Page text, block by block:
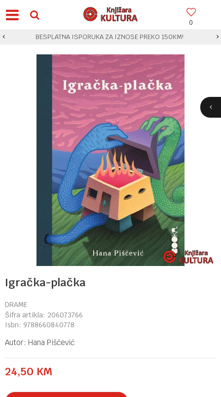
0
BESPLATNA ISPORUKA ZA IZNOSE PREKO 150KM!
Igračka-plačka
DRAME
Šifra artikla: 206073766
Isbn: 9788660840778
Autor: Hana Piščević
24,50 KM